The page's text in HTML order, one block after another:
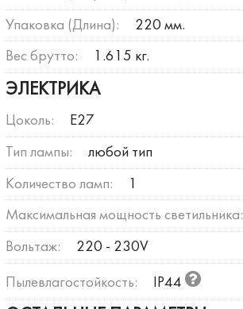
Упаковка (Длина): 220 мм.
Вес брутто: 1.615 кг.
ЭЛЕКТРИКА
Цоколь: E27
Тип лампы: любой тип
Количество ламп: 1
Максимальная мощность светильника:
Вольтаж: 220 - 230V
Пылевлагостойкость: IP44